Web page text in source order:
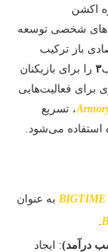
اکشن
شخصی توسعه
باز ترکیب
۳ را برای بازیکنان
برای فعالیت‌هایی
، تسریع
می‌شود.
BIGTIME به عنوان
.
درآمد): ایجاد